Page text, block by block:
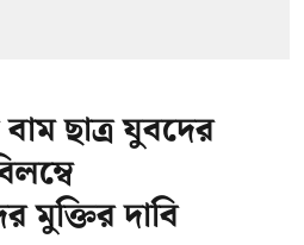
ছাত্র যুবদের
মুক্তির দাবি